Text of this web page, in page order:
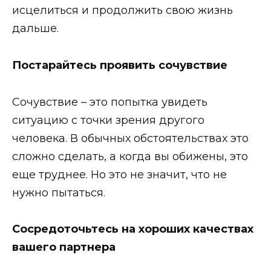
исцелиться и продолжить свою жизнь
дальше.
Постарайтесь проявить сочувствие
Сочувствие – это попытка увидеть
ситуацию с точки зрения другого
человека. В обычных обстоятельствах это
сложно сделать, а когда вы обижены, это
еще труднее. Но это не значит, что не
нужно пытаться.
Сосредоточьтесь на хороших качествах
вашего партнера